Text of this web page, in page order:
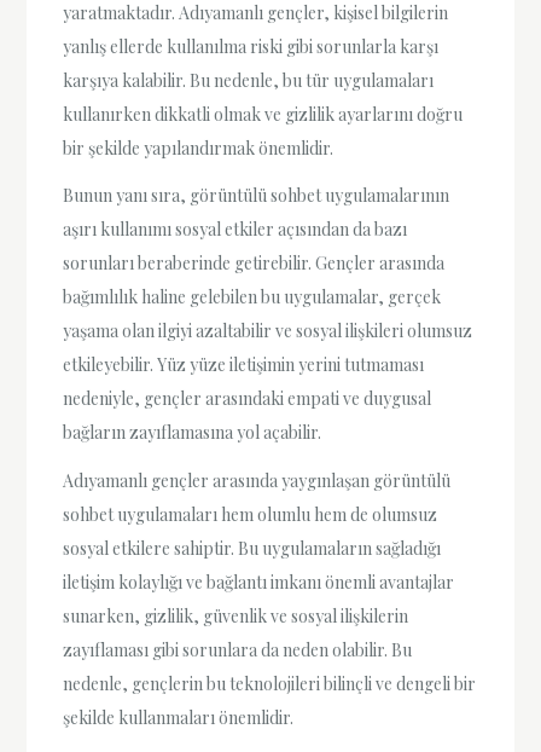
yaratmaktadır. Adıyamanlı gençler, kişisel bilgilerin
yanlış ellerde kullanılma riski gibi sorunlarla karşı
karşıya kalabilir. Bu nedenle, bu tür uygulamaları
kullanırken dikkatli olmak ve gizlilik ayarlarını doğru
bir şekilde yapılandırmak önemlidir.
Bunun yanı sıra, görüntülü sohbet uygulamalarının
aşırı kullanımı sosyal etkiler açısından da bazı
sorunları beraberinde getirebilir. Gençler arasında
bağımlılık haline gelebilen bu uygulamalar, gerçek
yaşama olan ilgiyi azaltabilir ve sosyal ilişkileri olumsuz
etkileyebilir. Yüz yüze iletişimin yerini tutmaması
nedeniyle, gençler arasındaki empati ve duygusal
bağların zayıflamasına yol açabilir.
Adıyamanlı gençler arasında yaygınlaşan görüntülü
sohbet uygulamaları hem olumlu hem de olumsuz
sosyal etkilere sahiptir. Bu uygulamaların sağladığı
iletişim kolaylığı ve bağlantı imkanı önemli avantajlar
sunarken, gizlilik, güvenlik ve sosyal ilişkilerin
zayıflaması gibi sorunlara da neden olabilir. Bu
nedenle, gençlerin bu teknolojileri bilinçli ve dengeli bir
şekilde kullanmaları önemlidir.